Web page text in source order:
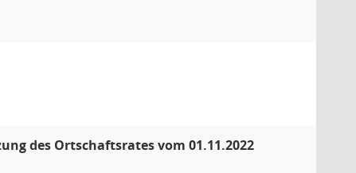
des Ortschaftsrates vom 01.11.2022